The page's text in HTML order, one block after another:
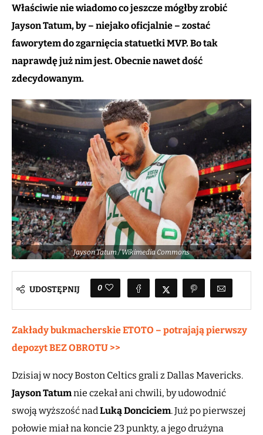
Właściwie nie wiadomo co jeszcze mógłby zrobić
Jayson Tatum, by – niejako oficjalnie – zostać
faworytem do zgarnięcia statuetki MVP. Bo tak
naprawdę już nim jest. Obecnie nawet dość
zdecydowanym.
Jayson Tatum / Wikimedia Commons
UDOSTĘPNIJ 0
Zakłady bukmacherskie ETOTO – potrajają pierwszy
depozyt BEZ OBROTU >>
Dzisiaj w nocy Boston Celtics grali z Dallas Mavericks.
Jayson Tatumnie czekał ani chwili, by udowodnić
swoją wyższość nadLuką Donciciem. Już po pierwszej
połowie miał na koncie 23 punkty, a jego drużyna